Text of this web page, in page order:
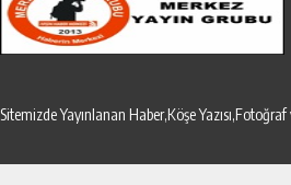
Sitemizde Yayınlanan Haber,Köşe